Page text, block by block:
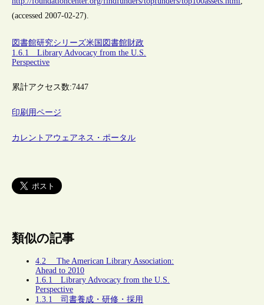
(accessed 2007-02-27).
図書館研究シリーズ米国 図書館財政
1.6.1 Library Advocacy from the U.S.
Perspective
累計アクセス数:7447
印刷用ページ
カレントアウェアネス・ポータル
類似の記事
4.2 The American Library Association:
Ahead to 2010
1.6.1 Library Advocacy from the U.S.
Perspective
1.3.1 司書養成・研修・採用